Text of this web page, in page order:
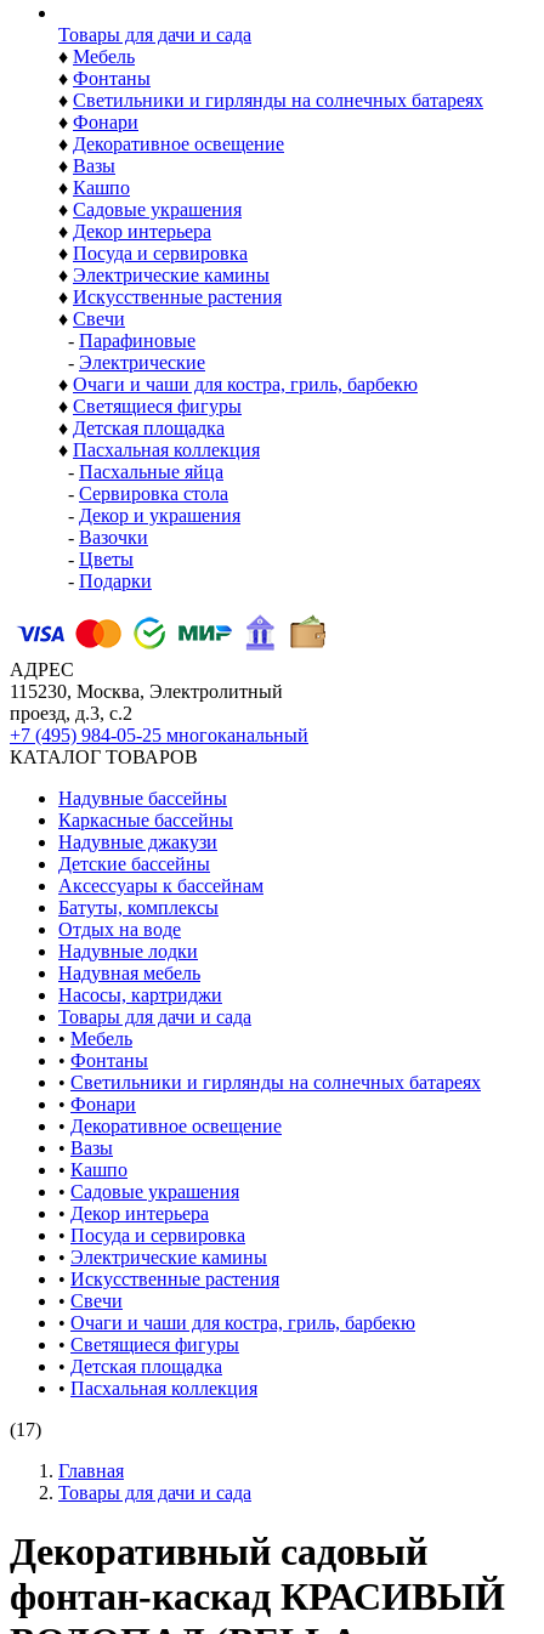
Товары для дачи и сада
♦ Мебель
♦ Фонтаны
♦ Светильники и гирлянды на солнечных батареях
♦ Фонари
♦ Декоративное освещение
♦ Вазы
♦ Кашпо
♦ Садовые украшения
♦ Декор интерьера
♦ Посуда и сервировка
♦ Электрические камины
♦ Искусственные растения
♦ Свечи
- Парафиновые
- Электрические
♦ Очаги и чаши для костра, гриль, барбекю
♦ Светящиеся фигуры
♦ Детская площадка
♦ Пасхальная коллекция
- Пасхальные яйца
- Сервировка стола
- Декор и украшения
- Вазочки
- Цветы
- Подарки
АДРЕС
115230, Москва, Электролитный
проезд, д.3, с.2
+7 (495) 984-05-25 многоканальный
КАТАЛОГ ТОВАРОВ
Надувные бассейны
Каркасные бассейны
Надувные джакузи
Детские бассейны
Аксессуары к бассейнам
Батуты, комплексы
Отдых на воде
Надувные лодки
Надувная мебель
Насосы, картриджи
Товары для дачи и сада
• Мебель
• Фонтаны
• Светильники и гирлянды на солнечных батареях
• Фонари
• Декоративное освещение
• Вазы
• Кашпо
• Садовые украшения
• Декор интерьера
• Посуда и сервировка
• Электрические камины
• Искусственные растения
• Свечи
• Очаги и чаши для костра, гриль, барбекю
• Светящиеся фигуры
• Детская площадка
• Пасхальная коллекция
(17)
Главная
Товары для дачи и сада
Декоративный садовый
фонтан-каскад КРАСИВЫЙ